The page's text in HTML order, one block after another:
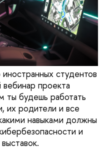
студентов
проекта
ты будешь работать
их родители и все
навыками должны
и